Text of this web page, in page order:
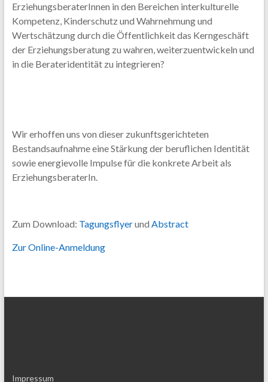
ErziehungsberaterInnen in den Bereichen interkulturelle
Kompetenz, Kinderschutz und Wahrnehmung und
Wertschätzung durch die Öffentlichkeit das Kerngeschäft
der Erziehungsberatung zu wahren, weiterzuentwickeln und
in die Berateridentität zu integrieren?
Wir erhoffen uns von dieser zukunftsgerichteten
Bestandsaufnahme eine Stärkung der beruflichen Identität
sowie energievolle Impulse für die konkrete Arbeit als
ErziehungsberaterIn.
Zum Download: Tagungsflyerund Abstract
Zur Online-Anmeldung
Impressum